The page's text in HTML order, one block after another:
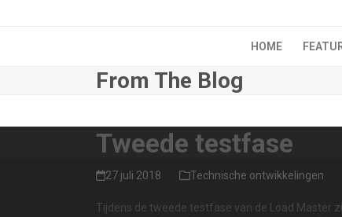
HOME
From The Blog
Tweede testfase
27 juli 2018 Technische ontwikkelingen
Tijdens de tweede testfase van de Load Master